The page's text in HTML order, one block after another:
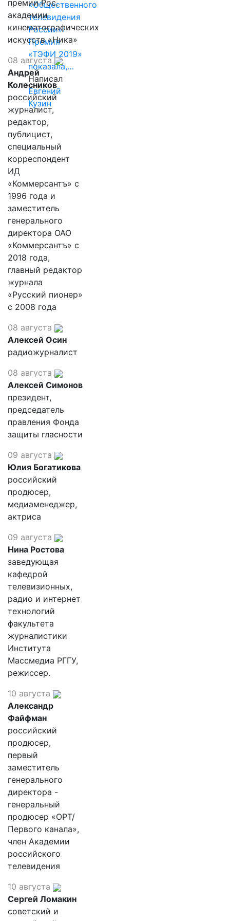
«Общественного
телевидения
России»:
Премия
«ТЭФИ 2019»
показала,…
Написал
Евгений
Кузин
премии Рос.
академии
кинематографических
искусств «Ника»
08 августа
Андрей
Колесников
российский
журналист,
редактор,
публицист,
специальный
корреспондент
ИД
«Коммерсантъ» с
1996 года и
заместитель
генерального
директора ОАО
«Коммерсантъ» с
2018 года,
главный редактор
журнала
«Русский пионер»
с 2008 года
08 августа
Алексей Осин
радиожурналист
08 августа
Алексей Симонов
президент,
председатель
правления Фонда
защиты гласности
09 августа
Юлия Богатикова
российский
продюсер,
медиаменеджер,
актриса
09 августа
Нина Ростова
заведующая
кафедрой
телевизионных,
радио и интернет
технологий
факультета
журналистики
Института
Массмедиа РГГУ,
режиссер.
10 августа
Александр
Файфман
российский
продюсер,
первый
заместитель
генерального
директора -
генеральный
продюсер «ОРТ/
Первого канала»,
член Академии
российского
телевидения
10 августа
Сергей Ломакин
советский и